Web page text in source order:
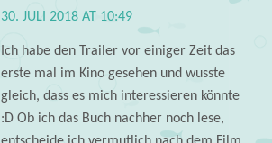
30. JULI 2018 AT 10:49
Ich habe den Trailer vor einiger Zeit das
erste mal im Kino gesehen und wusste
gleich, dass es mich interessieren könnte
:D Ob ich das Buch nachher noch lese,